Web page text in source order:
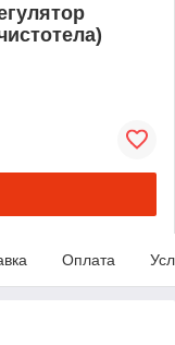
Оплата